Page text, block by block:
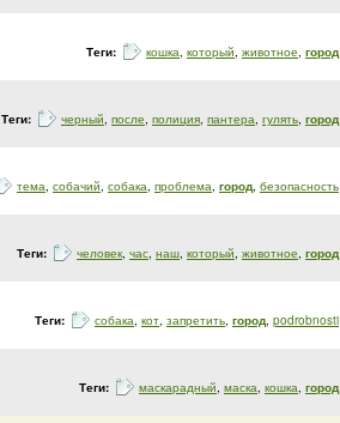
Теги: кошка, который, животное, город
Теги: черный, после, полиция, пантера, гулять, город
тема, собачий, собака, проблема, город, безопасность
Теги: человек, час, наш, который, животное, город
Теги: собака, кот, запретить, город, podrobnosti
Теги: маскарадный, маска, кошка, город